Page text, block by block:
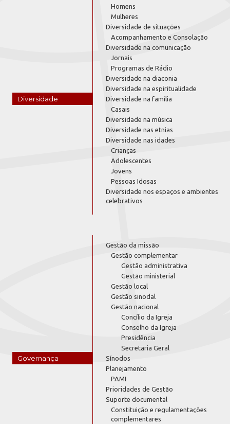
Diversidade
Homens
Mulheres
Diversidade de situações
Acompanhamento e Consolação
Diversidade na comunicação
Jornais
Programas de Rádio
Diversidade na diaconia
Diversidade na espiritualidade
Diversidade na família
Casais
Diversidade na música
Diversidade nas etnias
Diversidade nas idades
Crianças
Adolescentes
Jovens
Pessoas Idosas
Diversidade nos espaços e ambientes
celebrativos
Governança
Gestão da missão
Gestão complementar
Gestão administrativa
Gestão ministerial
Gestão local
Gestão sinodal
Gestão nacional
Concílio da Igreja
Conselho da Igreja
Presidência
Secretaria Geral
Sínodos
Planejamento
PAMI
Prioridades de Gestão
Suporte documental
Constituição e regulamentações
complementares